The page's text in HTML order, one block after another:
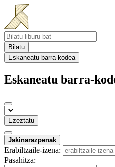
Bilatu
Eskaneatu barra-kodea
Eskaneatu barra-
Ezeztatu
Jakinarazpenak
Erabiltzaile-izena:
Pasahitza: